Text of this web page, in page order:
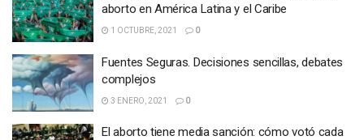
aborto en América Latina y el Caribe
1 OCTUBRE, 2021 0
Fuentes Seguras. Decisiones sencillas, debates
complejos
3 ENERO, 2021 0
El aborto tiene media sanción: cómo votó cada